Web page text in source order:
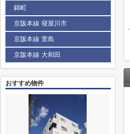
錦町
京阪本線 寝屋川市
京阪本線 萱島
京阪本線 大和田
おすすめ物件